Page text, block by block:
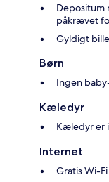
Depositum
påkrævet
Gyldigt
Børn
Ingen
Kæledyr
Kæledyr er
Internet
Gratis Wi-